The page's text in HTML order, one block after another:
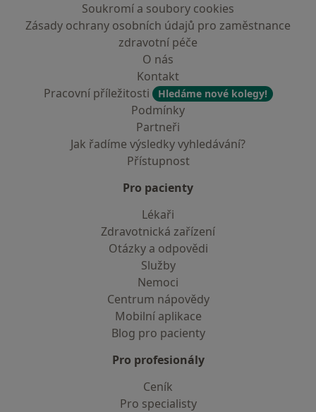
Soukromí a soubory cookies
Zásady ochrany osobních údajů pro zaměstnance
zdravotní péče
O nás
Kontakt
Pracovní příležitosti
Hledáme nové kolegy!
Podmínky
Partneři
Jak řadíme výsledky vyhledávání?
Přístupnost
Pro pacienty
Lékaři
Zdravotnická zařízení
Otázky a odpovědi
Služby
Nemoci
Centrum nápovědy
Mobilní aplikace
Blog pro pacienty
Pro profesionály
Ceník
Pro specialisty